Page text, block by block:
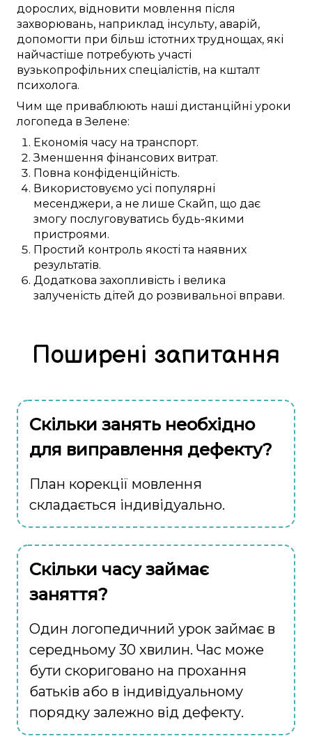
дорослих, відновити мовлення після
захворювань, наприклад інсульту, аварій,
допомогти при більш істотнихтруднощах, які
найчастіше потребують участі
вузькопрофільних спеціалістів, на кшталт
психолога.
Чим ще приваблюють наші дистанційні уроки
логопеда вЗелене:
Економія часу натранспорт.
Зменшення фінансових витрат.
Повна конфіденційність.
Використовуємо усі популярні
месенджери, а не лише Скайп, що дає
змогу послуговуватись будь-якими
пристроями.
Простий контроль якості та наявних
результатів.
Додаткова захопливість і велика
залученість дітей до розвивальної вправи.
Поширені запитання
Скільки занять необхідно
для виправлення дефекту?
План корекції мовлення
складається індивідуально.
Скільки часу займає
заняття?
Один логопедичний урок займає в
середньому 30 хвилин. Час може
бути скориговано на прохання
батьків або в індивідуальному
порядку залежно від дефекту.